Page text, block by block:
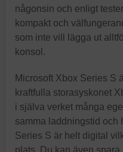
någonsin och enligt
kompakt och
som inte vill lägga ut
konsol.
Microsoft Xbox Series S
kraftfulla storasyskonet
i själva verket många
samma laddningstid och
Series S är helt digital
plats. Du kan även